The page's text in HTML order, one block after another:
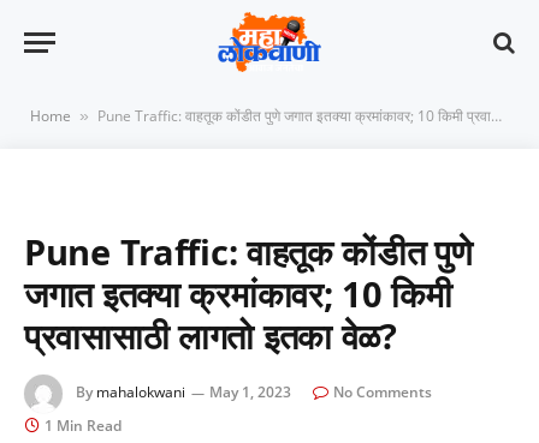
Home » Pune Traffic: वाहतूक कोंडीत पुणे जगात इतक्या क्रमांकावर; 10 किमी प्रवासासाठी लागतो इतका वेळ?
Pune Traffic: वाहतूक कोंडीत पुणे
जगात इतक्या क्रमांकावर; 10 किमी
प्रवासासाठी लागतो इतका वेळ?
By mahalokwani May 1, 2023
No Comments
1 Min Read